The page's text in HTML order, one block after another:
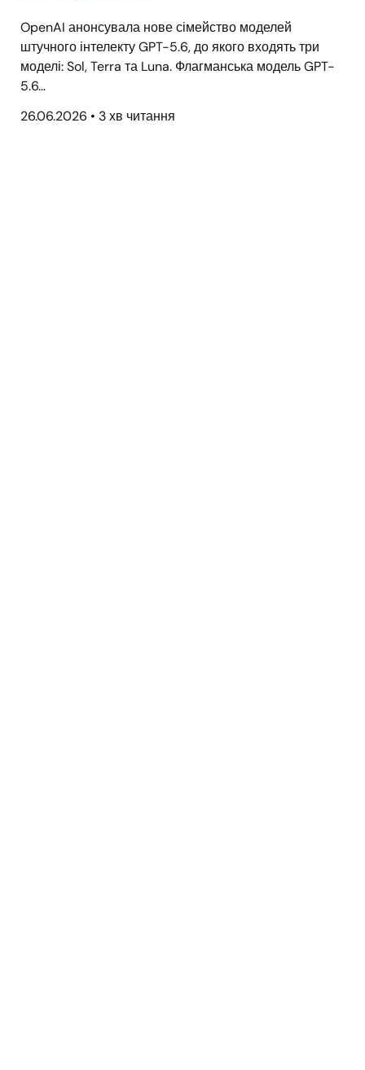
OpenAI анонсувала нове сімейство моделей
штучного інтелекту GPT-5.6, до якого входять три
моделі: Sol, Terra та Luna. Флагманська модель GPT-
5.6…
26.06.2026 • 3 хв читання